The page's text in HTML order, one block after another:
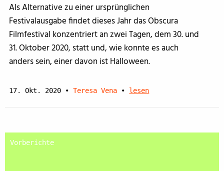
Als Alternative zu einer ursprünglichen
Festivalausgabe findet dieses Jahr das Obscura
Filmfestival konzentriert an zwei Tagen, dem 30. und
31. Oktober 2020, statt und, wie konnte es auch
anders sein, einer davon ist Halloween.
17. Okt. 2020 • Teresa Vena • lesen
Vorberichte